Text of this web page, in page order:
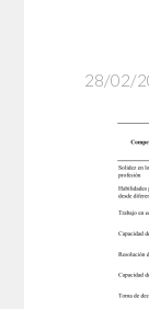
28/02/